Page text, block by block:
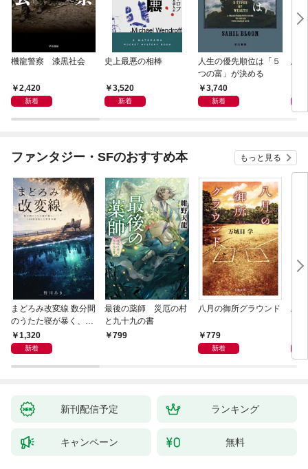
機龍警察 漆黒社会
2,420
新着
史上最悪の相棒
3,520
新着
人生の優先順位は「５
つの富」が決める
3,740
新着
鳥
ファンタジー・SFのおすすめ本 もっと見る
まどろみ改変線 数分間
のうたた寝が暴く、18
0度反転した世界の謎
1,320
新着
最後の薬師 災厄の村
と九十九の書
799
八月の御所グラウンド
779
新着
黒
新刊配信予定 ランキング
キャンペーン 無料